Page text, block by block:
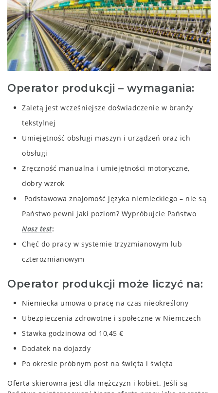
Operator produkcji – wymagania:
Zaletą jest wcześniejsze doświadczenie w branży
tekstylnej
Umiejętność obsługi maszyn i urządzeń oraz ich
obsługi
Zręczność manualna i umiejętności motoryczne,
dobry wzrok
Podstawowa znajomość języka niemieckiego – nie są
Państwo pewni jaki poziom? Wypróbujcie Państwo
Nasz test
Chęć do pracy w systemie trzyzmianowym lub
czterozmianowym
Operator produkcji może liczyć na:
Niemiecka umowa o pracę na czas nieokreślony
Ubezpieczenia zdrowotne i społeczne w Niemczech
Stawka godzinowa od 10,45 €
Dodatek na dojazdy
Po okresie próbnym post na święta i święta
Oferta skierowna jest dla mężczyzn i kobiet. Jeśli są